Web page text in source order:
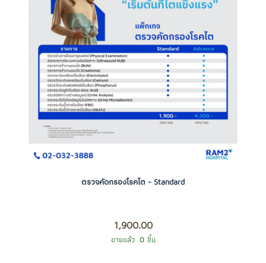
ตรวจคัดกรองโรคไต - Standard
1,900.00
ขายแล้ว 0 ชิ้น